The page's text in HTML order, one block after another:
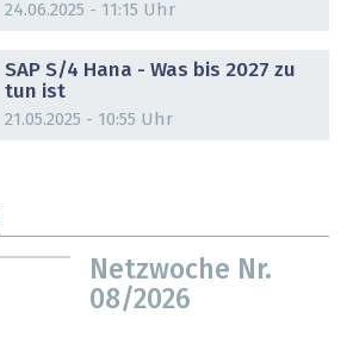
24.06.2025 - 11:15 Uhr
SAP S/4 Hana - Was bis 2027 zu
tun ist
21.05.2025 - 10:55 Uhr
Netzwoche Nr.
08/2026